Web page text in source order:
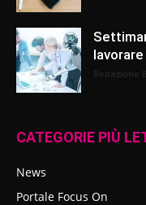
CATEGORIE PIÙ
News
Portale Focus On